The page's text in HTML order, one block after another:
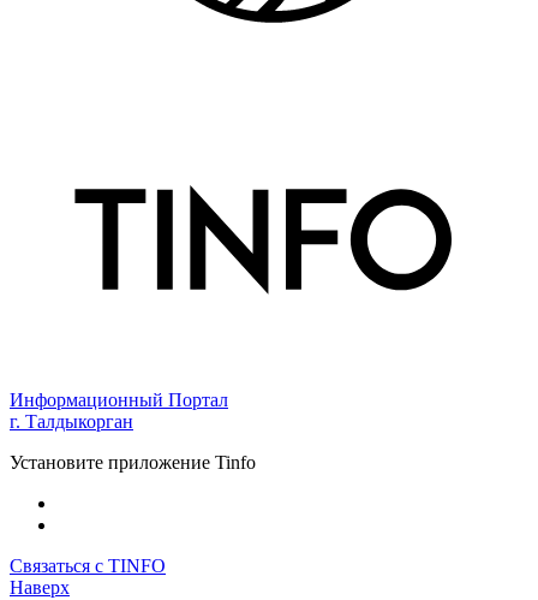
Информационный Портал
г. Талдыкорган
Установите приложение Tinfo
Связаться с TINFO
Наверх